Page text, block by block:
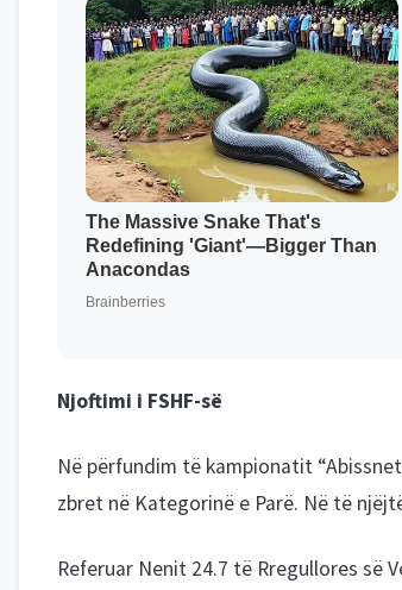
Njoftimi i FSHF-së
Në përfundim të kampionatit
zbret në Kategorinë e Parë. Në të
Referuar Nenit 24.7 të Rregullores së